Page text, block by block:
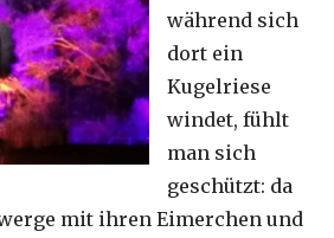
während sich
dort ein
Kugelriese
windet, fühlt
man sich
geschützt: da
mit ihren Eimerchen und